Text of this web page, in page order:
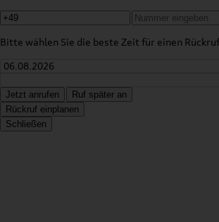
Bitte wählen Sie die beste Zeit für einen
Jetzt anrufen
Ruf später an
Rückruf einplanen
Schließen